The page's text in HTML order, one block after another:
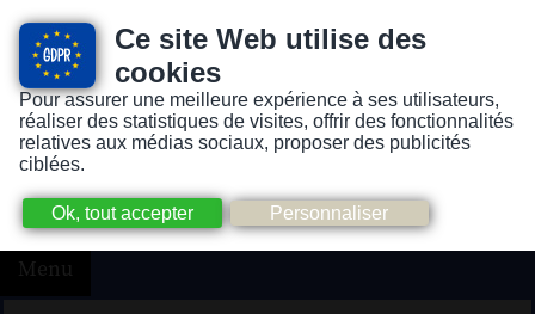
Ce site Web utilise des
cookies
Pour assurer une meilleure expérience à ses utilisateurs,
réaliser des statistiques de visites, offrir des fonctionnalités
relatives aux médias sociaux, proposer des publicités
ciblées.
Version pour personnes mal-voyantes ou non-voyantes
Menu